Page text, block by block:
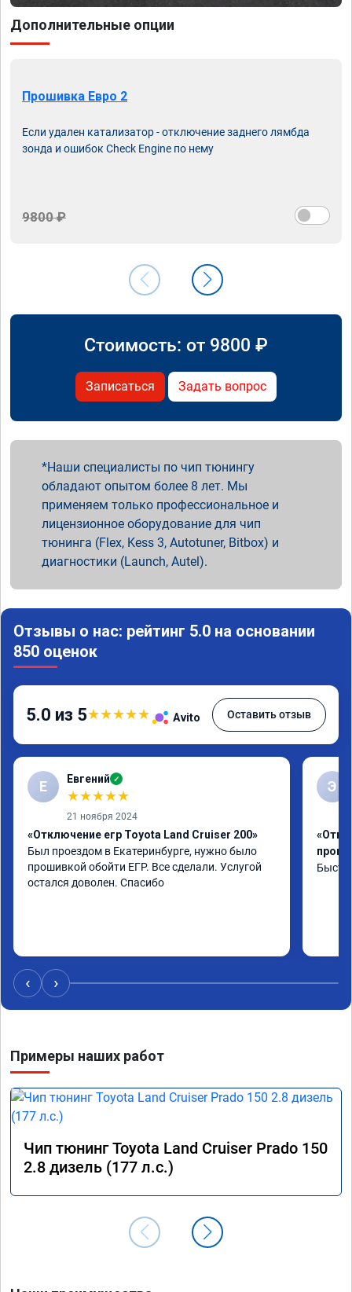
Дополнительные опции
Прошивка Евро 2
Если удален катализатор - отключение заднего лямбда
зонда и ошибок Check Engine по нему
9800 ₽
Стоимость: от 9800 ₽
Записаться Задать вопрос
Наши специалисты по чип тюнингу
обладают опытом более 8 лет. Мы
применяем только профессиональное и
лицензионное оборудование для чип
тюнинга (Flex, Kess 3, Autotuner, Bitbox) и
диагностики (Launch, Autel).
Отзывы о нас: рейтинг 5.0 на основании
850 оценок
5.0 из 5★★★★★ Avito Оставить отзыв
Е Евгений ✓
★★★★★
21 ноября 2024
«Отключение егр Toyota Land Cruiser 200»
Был проездом в Екатеринбурге, нужно было
прошивкой обойти ЕГР. Все сделали. Услугой
остался доволен. Спасибо
Э
‹ ›
Примеры наших работ
Чип тюнинг Toyota Land Cruiser Prado 150
2.8 дизель (177 л.с.)